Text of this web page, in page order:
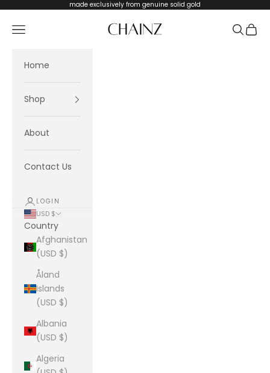
made exclusively from genuine solid gold
CHAINZ
Navigation menu Search
Cart
Home
Shop
About
Contact Us
LOGIN
USD $
Country
Afghanistan
(USD $)
Åland
Islands
(USD $)
Albania
(USD $)
Algeria